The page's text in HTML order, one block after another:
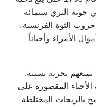
جوته الثري ستمائة
حروب الثوة الفرنسية،
الأمراء وأحياناً
بحرية نسبية.
المقصورة على
بالزيجات المختلطة.